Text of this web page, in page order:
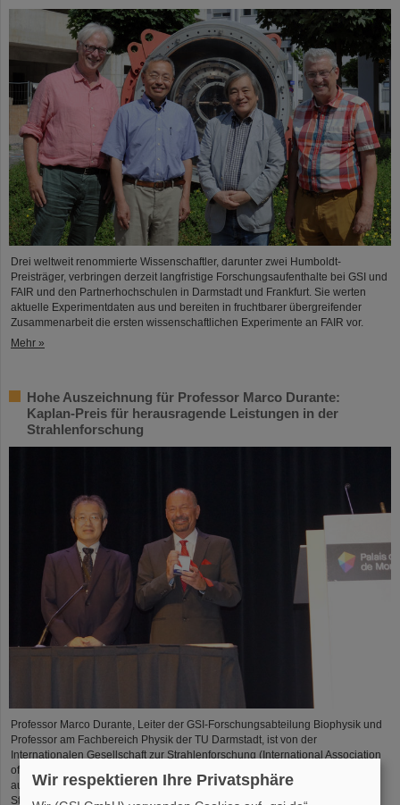
Drei weltweit renommierte Wissenschaftler, darunter zwei Humboldt-
Preisträger, verbringen derzeit langfristige Forschungsaufenthalte bei GSI und
FAIR und den Partnerhochschulen in Darmstadt und Frankfurt. Sie werten
aktuelle Experimentdaten aus und bereiten in fruchtbarer übergreifender
Zusammenarbeit die ersten wissenschaftlichen Experimente an FAIR vor.
Mehr »
Hohe Auszeichnung für Professor Marco Durante:
Kaplan-Preis für herausragende Leistungen in der
Strahlenforschung
Professor Marco Durante, Leiter der GSI-Forschungsabteilung Biophysik und
Professor am Fachbereich Physik der TU Darmstadt, ist von der
Internationalen Gesellschaft zur Strahlenforschung (International Association
of Radiation Research, IARR) mit dem renommierten Henry-Kaplan-Preis
ausgezeichnet worden. Der Preis gilt als die höchste Auszeichnung der
Strahlenforschung...
Wir respektieren Ihre Privatsphäre